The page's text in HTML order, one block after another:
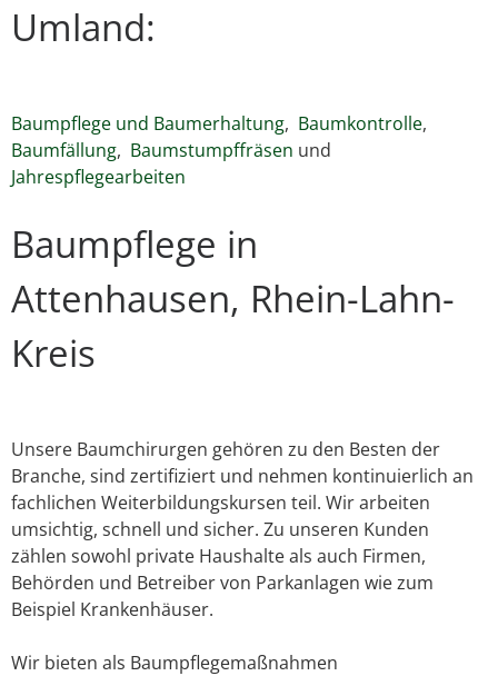
Umland:
Baumpflege und Baumerhaltung, Baumkontrolle,
Baumfällung, Baumstumpffräsen und
Jahrespflegearbeiten
Baumpflege in
Attenhausen, Rhein-Lahn-
Kreis
Unsere Baumchirurgen gehören zu den Besten der
Branche, sind zertifiziert und nehmen kontinuierlich an
fachlichen Weiterbildungskursen teil. Wir arbeiten
umsichtig, schnell und sicher. Zu unseren Kunden
zählen sowohl private Haushalte als auch Firmen,
Behörden und Betreiber von Parkanlagen wie zum
Beispiel Krankenhäuser.
Wir bieten als Baumpflegemaßnahmen